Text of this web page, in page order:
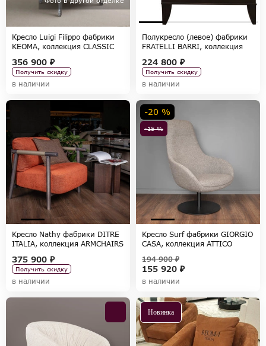
Кресло Luigi Filippo фабрики
KEOMA, коллекция CLASSIC
356 900 ₽
Получить скидку
в наличии
Полукресло (левое) фабрики
FRATELLI BARRI, коллекция
224 800 ₽
Получить скидку
в наличии
Кресло Nathy фабрики DITRE
ITALIA, коллекция ARMCHAIRS
375 900 ₽
Получить скидку
в наличии
-15 %
-20 %
Кресло Surf фабрики GIORGIO
CASA, коллекция ATTICO
155 920 ₽
194 900 ₽
в наличии
Новинка